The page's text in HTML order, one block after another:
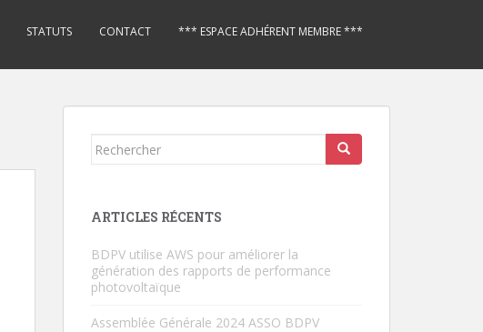
STATUTS CONTACT *** ESPACE ADHÉRENT MEMBRE ***
Rechercher...
ARTICLES RÉCENTS
BDPV utilise AWS pour améliorer la
génération des rapports de performance
photovoltaïque
Assemblée Générale 2024 ASSO BDPV